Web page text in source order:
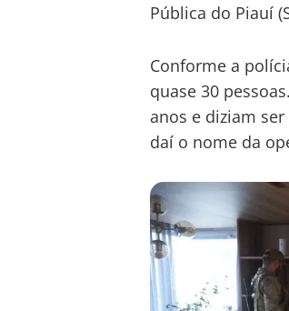
Pública do Piauí
Conforme a
quase 30
anos e diziam
daí o nome da